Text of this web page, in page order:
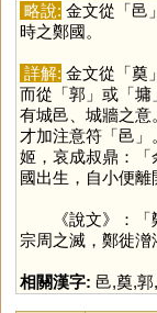
略說: 金文從「邑
時之鄭國。
詳解: 金文從「奠
而從「郭 」或「墉
有城邑、城牆之意
才加注意符「邑
姬，哀成叔鼎：
國出生，自小便離
《說文》：「鄭
宗周之滅，鄭徙潧
相關漢字: 邑,奠,郭,